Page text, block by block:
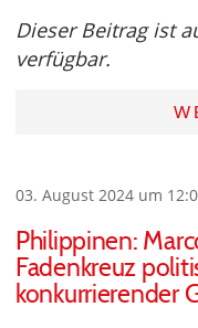
Dieser Beitrag ist
verfügbar.
03. August 2024 um
Philippinen:
Fadenkreuz
konkurrierender